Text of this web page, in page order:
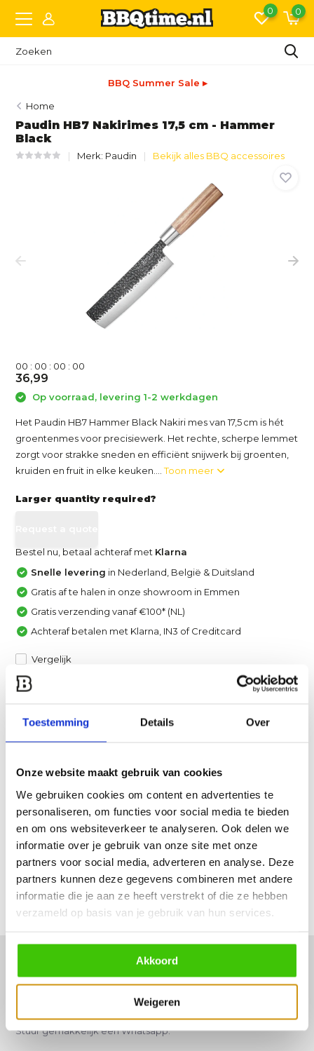
Toestemming Details Over
Onze website maakt gebruik van cookies
We gebruiken cookies om content en advertenties te
personaliseren, om functies voor social media te bieden
en om ons websiteverkeer te analyseren. Ook delen we
informatie over je gebruik van onze site met onze
partners voor social media, adverteren en analyse. Deze
partners kunnen deze gegevens combineren met andere
informatie die je aan ze heeft verstrekt of die ze hebben
verzameld op basis van je gebruik van hun services.
Akkoord
Weigeren
0 0
BBQ Summer Sale ▸
Home
Paudin HB7 Nakirimes 17,5 cm - Hammer
Black
Merk: Paudin Bekijk alles BBQ accessoires
00 : 00 : 00 : 00
36,99
Op voorraad, levering 1-2 werkdagen
Het Paudin HB7 Hammer Black Nakiri mes van 17,5 cm is hét
groentenmes voor precisiewerk. Het rechte, scherpe lemmet
zorgt voor strakke sneden en efficiënt snijwerk bij groenten,
kruiden en fruit in elke keuken....Toon meer
Larger quantity required?
Bestel nu, betaal achteraf met Klarna
Snelle levering in Nederland, België & Duitsland
Gratis af te halen in onze showroom in Emmen
Gratis verzending vanaf €100* (NL)
Achteraf betalen met Klarna, IN3 of Creditcard
Vergelijk
Een van onze specialisten helpt je graag verder!
Stuur ons een mail
Productomschrijving
Specificaties
Reviews
Delen
Hulp of advies nodig?
Stuur gemakkelijk een Whatsapp.